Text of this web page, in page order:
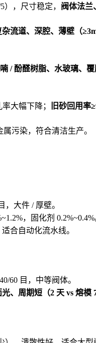
），尺寸稳定， 阀体法兰
杂流道、深腔、薄壁（
/ 酚醛树脂、水玻璃、
大幅下降； 旧砂回用率
污染，符合清洁生产。
，大件 / 厚壁。
，固化剂
合自动化流水线。
60 目，中等阀体。
、周期短（2 天 vs 熔模